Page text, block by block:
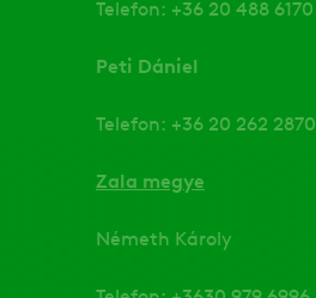
Telefon: +36 20 488 6170
Peti Dániel
Telefon: +36 20 262 2870
Zala megye
Németh Károly